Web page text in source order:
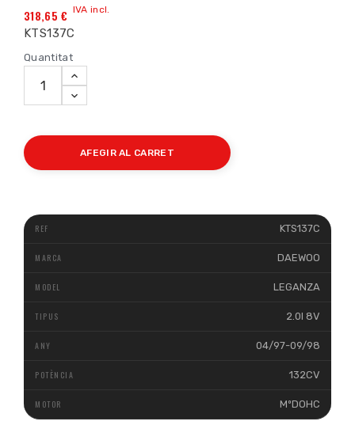
318,65 € IVA incl.
KTS137C
Quantitat
AFEGIR AL CARRET
KTS137C
DAEWOO
LEGANZA
2.0I 8V
04/97-09/98
132CV
MºDOHC